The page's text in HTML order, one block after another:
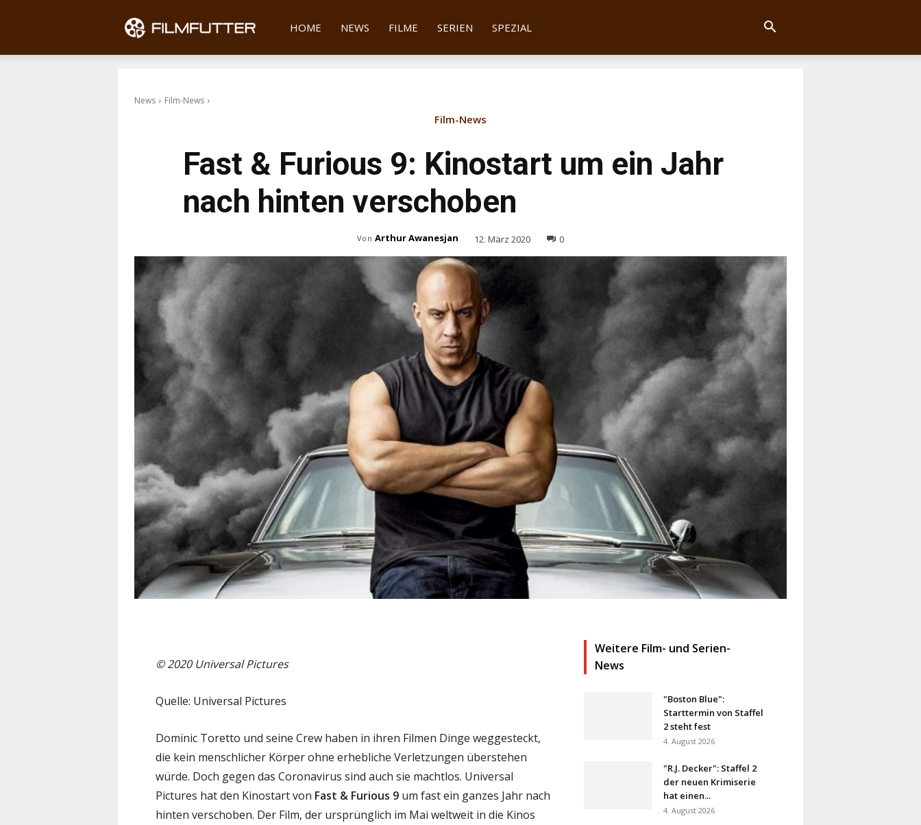
Filmfutter
HOME NEWS FILME SERIEN SPEZIAL
News Film-News
Film-News
Fast & Furious 9: Kinostart um ein Jahr
nach hinten verschoben
Von Arthur Awanesjan 12. März 2020 0
© 2020 Universal Pictures
Quelle: Universal Pictures
Dominic Toretto und seine Crew haben in ihren Filmen Dinge weggesteckt,
die kein menschlicher Körper ohne erhebliche Verletzungen überstehen
würde. Doch gegen das Coronavirus sind auch sie machtlos. Universal
Pictures hat den Kinostart von Fast & Furious 9 um fast ein ganzes Jahr nach
hinten verschoben. Der Film, der ursprünglich im Mai weltweit in die Kinos
Weitere Film- und Serien-
News
"Boston Blue":
Starttermin von Staffel
2 steht fest
4. August 2026
"R.J. Decker": Staffel 2
der neuen Krimiserie
hat einen...
4. August 2026